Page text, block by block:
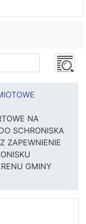
NA
SCHRONISKA
ZAPEWNIENIE
GMINY